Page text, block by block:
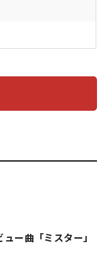
ー曲「ミスター」